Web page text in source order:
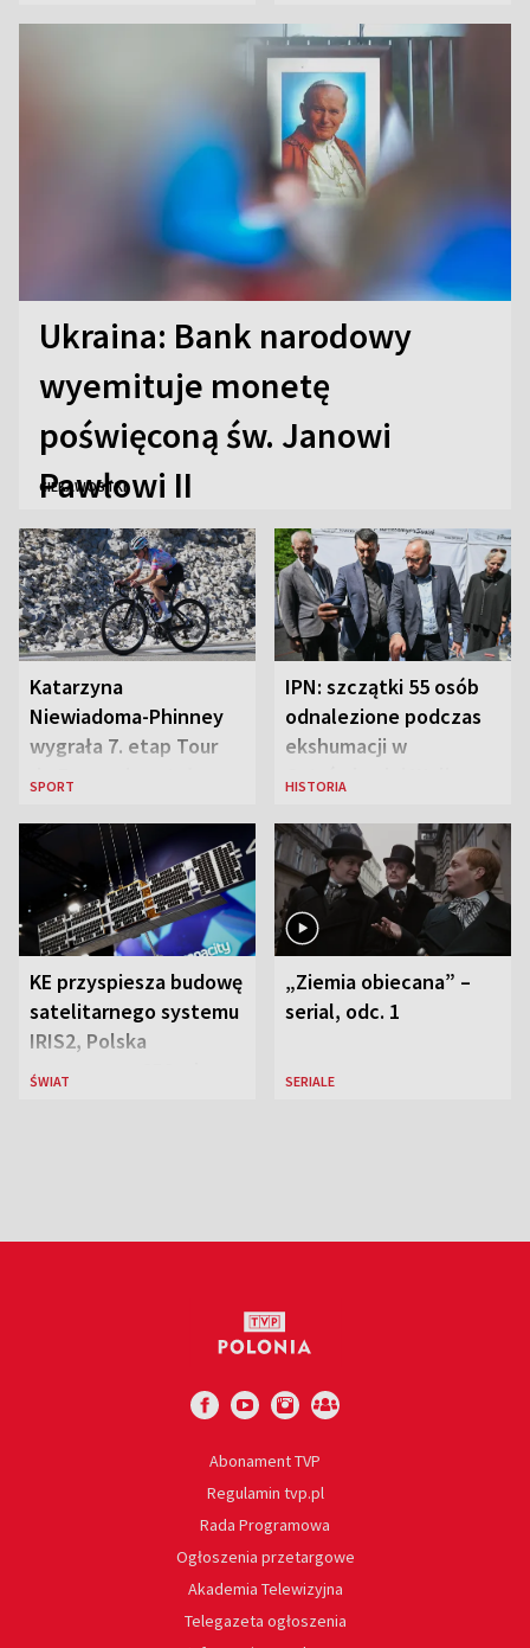
„Antka Rozpylacza”
Ukraina: Bank narodowy
wyemituje monetę
poświęconą św. Janowi
Pawłowi II
CIEKAWOSTKI
Katarzyna
Niewiadoma-Phinney
wygrała 7. etap Tour
de France i została
SPORT
IPN: szczątki 55 osób
odnalezione podczas
ekshumacji w
Ostrówkach i Woli
HISTORIA
KE przyspiesza budowę
satelitarnego systemu
IRIS2, Polska
przeznaczy 656 mln
ŚWIAT
„Ziemia obiecana” –
serial, odc. 1
SERIALE
Abonament TVP
Regulamin tvp.pl
Rada Programowa
Ogłoszenia przetargowe
Akademia Telewizyjna
Telegazeta ogłoszenia